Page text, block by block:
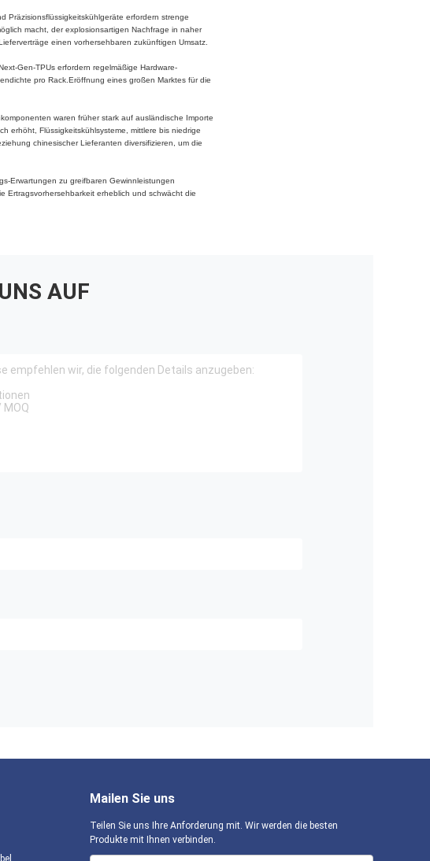
Präzisionsflüssigkeitskühlgeräte erfordern strenge
macht, der explosionsartigen Nachfrage in naher
einen vorhersehbaren zukünftigen Umsatz.
Gen-TPUs erfordern regelmäßige Hardware-
pro Rack.Eröffnung eines großen Marktes für die
waren früher stark auf ausländische Importe
erhöht, Flüssigkeitskühlsysteme, mittlere bis niedrige
chinesischer Lieferanten diversifizieren, um die
Erwartungen zu greifbaren Gewinnleistungen
Ertragsvorhersehbarkeit erheblich und schwächt die
AUF
Mailen Sie uns
Teilen Sie uns Ihre Anforderung mit. Wir werden die besten
Produkte mit Ihnen verbinden.